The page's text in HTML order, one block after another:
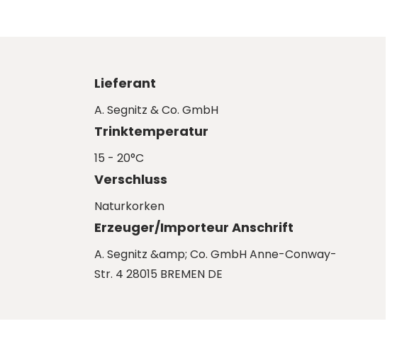
Lieferant
A. Segnitz & Co. GmbH
Trinktemperatur
15 - 20°C
Verschluss
Naturkorken
Erzeuger/Importeur Anschrift
A. Segnitz &amp; Co. GmbH Anne-Conway-
Str. 4 28015 BREMEN DE